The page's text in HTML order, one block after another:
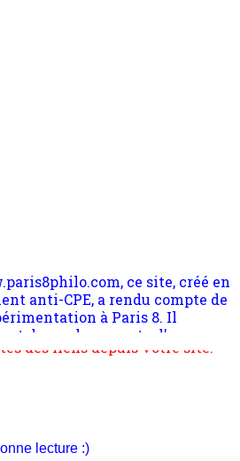
à Paris 8. Il
de rendre compte d'une
paradigmes philosophiques
ou du Surpli, omme la
classique. Nous avons
à un plus grand nombre de
contenu sur les réseaux et si
lecture :)